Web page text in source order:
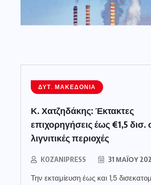
ΔΥΤ. ΜΑΚΕΔΟΝΊΑ
Κ. Χατζηδάκης: Έκτακτες
επιχορηγήσεις έως €1,5 δισ.
λιγνιτικές περιοχές
KOZANIPRESS 31 ΜΑΪ́ΟΥ
Την εκταμίευση έως και 1,5